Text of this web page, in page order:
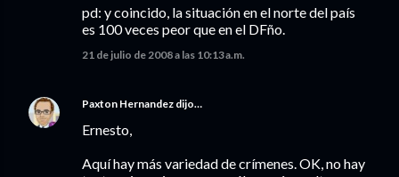
pd: y coincido, la situación en el norte del país
es 100 veces peor que en el DFño.
21 de julio de 2008 a las 10:13 a.m.
Paxton Hernandez dijo…
Ernesto,
Aquí hay más variedad de crímenes. OK, no hay